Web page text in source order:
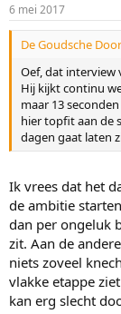
6 mei 2017
De Goudsche
Oef, dat interview
Hij kijkt continu
maar 13
hier topfit aan de
dagen gaat laten
Ik vrees dat het
de ambitie
dan per ongeluk
zit. Aan de
niets zoveel
vlakke etappe
kan erg slecht